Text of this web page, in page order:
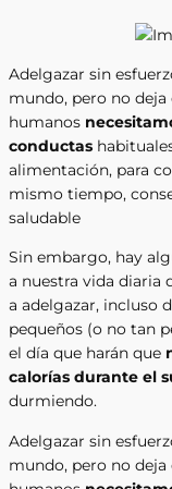
Adelgazar sin
mundo, pero no deja
humanos
conductas
alimentación, para
mismo tiempo,
saludable
Sin embargo, hay
a nuestra vida diaria
a adelgazar, incluso
pequeños (o no tan
el día que harán que
calorías durante el
durmiendo.
Adelgazar sin
mundo, pero no deja